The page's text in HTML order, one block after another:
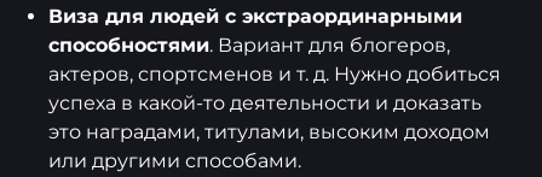
Виза для людей с экстраординарными
способностями. Вариант для блогеров,
актеров, спортсменов и т. д. Нужно добиться
успеха в какой-то деятельности и доказать
это наградами, титулами, высоким доходом
или другими способами.